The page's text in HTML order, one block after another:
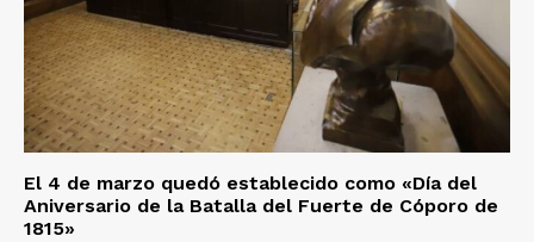
El 4 de marzo quedó establecido como «Día del
Aniversario de la Batalla del Fuerte de Cóporo de
1815»